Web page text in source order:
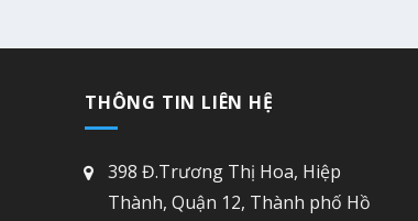
THÔNG TIN LIÊN HỆ
398 Đ.Trương Thị Hoa, Hiệp
Thành, Quận 12, Thành phố Hồ